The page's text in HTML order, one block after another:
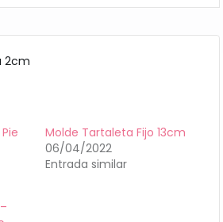
2cm
Molde Tartaleta Fijo 13cm
06/04/2022
Entrada similar